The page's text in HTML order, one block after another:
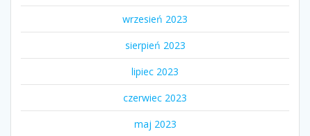
wrzesień 2023
sierpień 2023
lipiec 2023
czerwiec 2023
maj 2023